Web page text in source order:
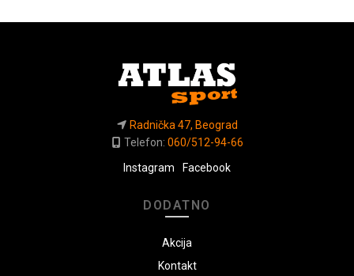
Radnička 47, Beograd
Telefon: 060/512-94-66
Instagram
Facebook
DODATNO
Akcija
Kontakt